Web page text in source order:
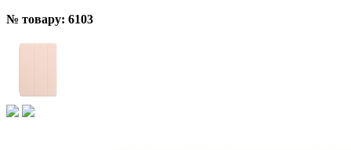
№ товару: 6103